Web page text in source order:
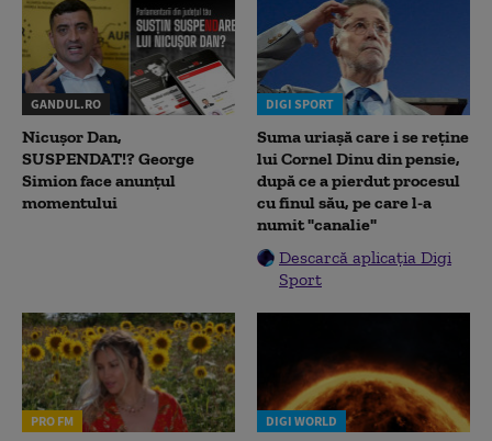
GANDUL.RO
Nicușor Dan,
SUSPENDAT!? George
Simion face anunțul
momentului
DIGI SPORT
Suma uriașă care i se reține
lui Cornel Dinu din pensie,
după ce a pierdut procesul
cu finul său, pe care l-a
numit "canalie"
Descarcă aplicația Digi
Sport
PRO FM DIGI WORLD